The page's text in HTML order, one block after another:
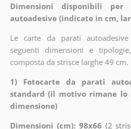
Dimensioni disponibili
autoadesive (indicate in cm,
Le carte da parati
seguenti dimensioni e
composta da strisce larghe 49 cm.
1) Fotocarte da parati
standard (il motivo rimane lo
dimensione)
Dimensioni (cm): 98x66 (2